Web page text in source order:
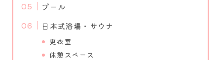
プール
日本式浴場・サウナ
更衣室
休憩スペース